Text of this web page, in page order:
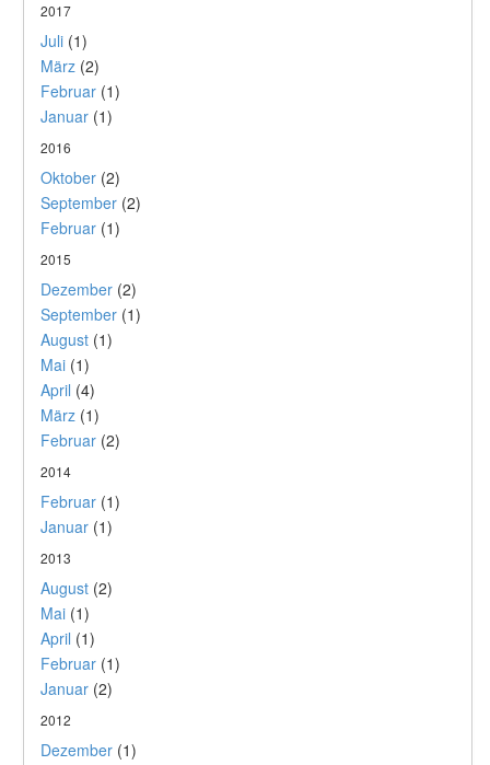
2017
Juli (1)
März (2)
Februar (1)
Januar (1)
2016
Oktober (2)
September (2)
Februar (1)
2015
Dezember (2)
September (1)
August (1)
Mai (1)
April (4)
März (1)
Februar (2)
2014
Februar (1)
Januar (1)
2013
August (2)
Mai (1)
April (1)
Februar (1)
Januar (2)
2012
Dezember (1)